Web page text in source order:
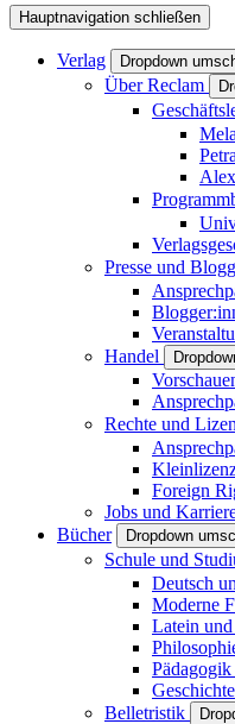
Hauptnavigation schließen
Verlag Dropdown
Über Reclam
Presse und
Handel
Rechte und
Foreign
Jobs und
Bücher
Dropdown
Schule und
Deutsch
Moderne
Latein
Geschichte
Belletristik